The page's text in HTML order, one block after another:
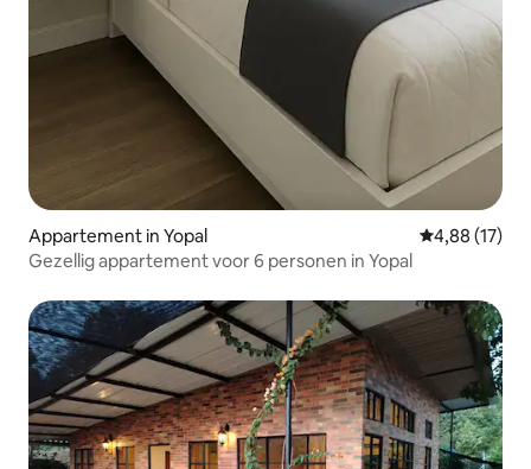
Appartement in Yopal Gemiddelde
4,88 (17)
Gezellig appartement voor 6 personen in Yopal